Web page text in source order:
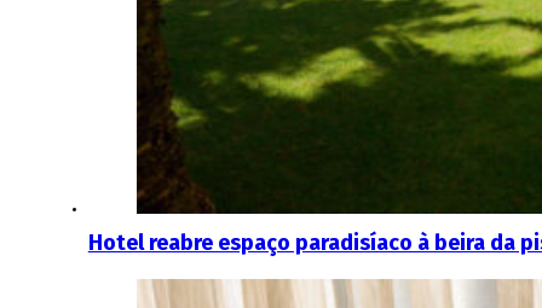
Hotel reabre espaço paradisíaco à beira da